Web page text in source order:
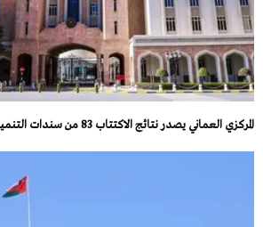
المركزي العماني يصدر نتائج الاكتتاب 83 من سندات التنمية